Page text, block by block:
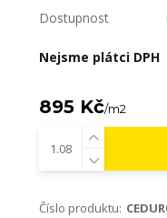
Dostupnost
Nejsme plátci DPH
895 Kč/m2
Číslo produktu: